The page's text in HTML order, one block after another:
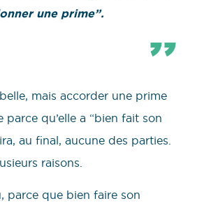
une prime”.
mais accorder une prime
parce qu’elle a “bien fait son
au final, aucune des parties.
raisons.
parce que bien faire son